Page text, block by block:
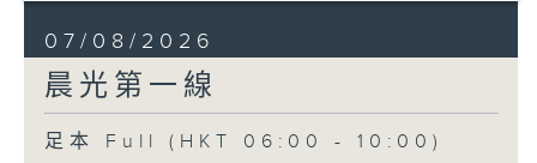
07/08/2026
晨光第一線
足本 Full (HKT 06:00 - 10:00)